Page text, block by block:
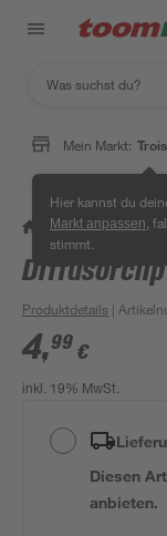
Mein Markt:
Hier kannst du
Markt anpassen ,
stimmt.
/ Garten & Freizeit
Diffusorclip
Produktdetails |
4,99 €
inkl. 19% MwSt.
Diesen
anbieten.